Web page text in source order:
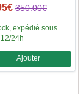
350.00€
expédié sous
12/24h
Quantité
Ajouter